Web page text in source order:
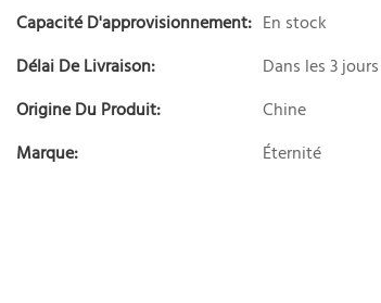
Capacité D'approvisionnement: En stock
Délai De Livraison:
Dans les 3
Origine Du Produit:
Chine
Marque:
Éternité